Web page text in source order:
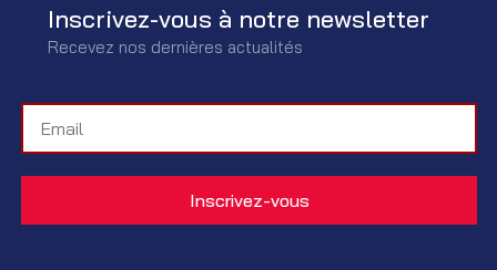
Inscrivez-vous à notre newsletter
Recevez nos dernières actualités